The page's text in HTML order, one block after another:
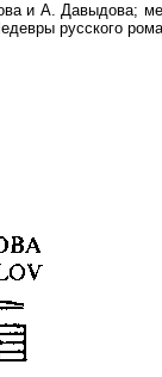
и А. Давыдова;
русского